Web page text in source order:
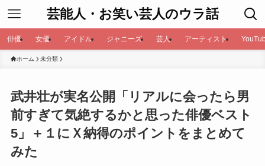
芸能人・お笑い芸人のウラ話
俳優 女優 アイドル ジャニーズ 芸人 アーティスト
ホーム 未分類
武井壮が実名公開「リアルに会ったら男
前すぎて気絶するかと思った俳優ベスト
5」＋１にＸ納得のポイントをまとめて
みた